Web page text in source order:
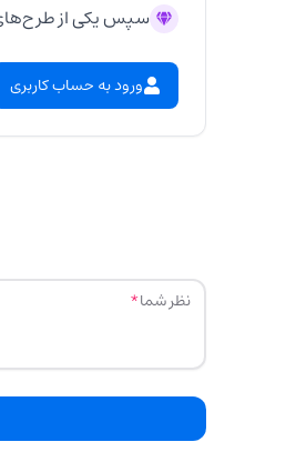
سپس یکی از طرح‌های
ورود به حساب کاربری
نظر شما